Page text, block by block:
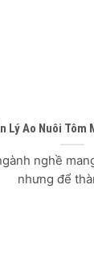
Lý Ao Nuôi Tôm
nghề
nhưng để